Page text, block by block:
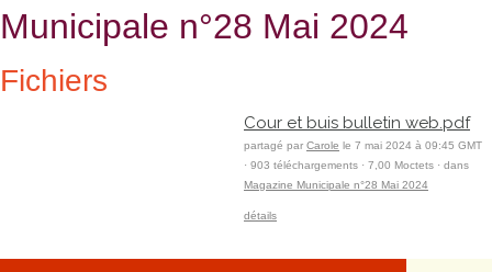
Municipale n°28 Mai 2024
Fichiers
Cour et buis bulletin web.pdf
partagé par Carole le 7 mai 2024 à 09:45 GMT
· 903 téléchargements · 7,00 Moctets · dans
Magazine Municipale n°28 Mai 2024
détails